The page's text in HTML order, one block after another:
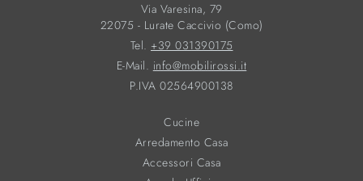
Via Varesina, 79
22075 - Lurate Caccivio (Como)
Tel. +39 031390175
E-Mail. info@mobilirossi.it
P.IVA 02564900138
Cucine
Arredamento Casa
Accessori Casa